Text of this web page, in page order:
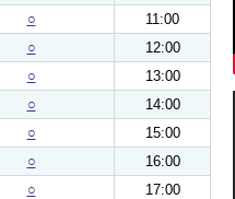
○
11:00
○
12:00
○
13:00
○
14:00
○
15:00
○
16:00
○
17:00